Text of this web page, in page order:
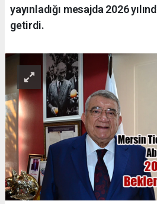
yayınladığı mesajda 2026
getirdi.